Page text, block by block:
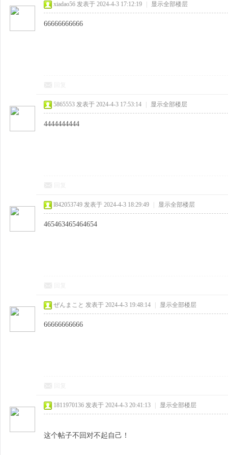
xiadao56 发表于 2024-4-3 17:12:19 显示全部楼层
66666666666
5865553 发表于 2024-4-3 17:53:14 显示全部楼层
4444444444
l842053749 发表于 2024-4-3 18:29:49 显示全部楼层
465463465464654
ぜんまこと 发表于 2024-4-3 19:48:14 显示全部楼层
66666666666
1811970136 发表于 2024-4-3 20:41:13 显示全部楼层
这个帖子不回对不起自己！